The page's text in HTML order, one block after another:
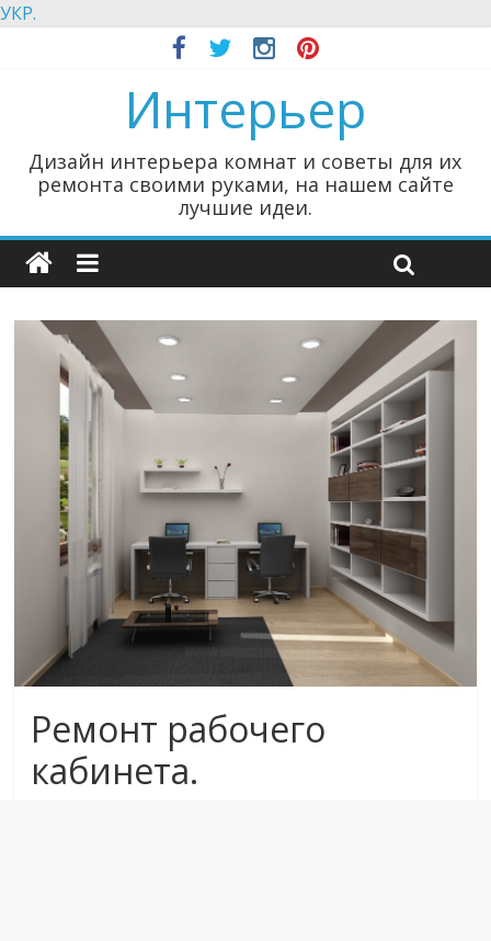
УКР.
Интерьер
Дизайн интерьера комнат и советы для их
ремонта своими руками, на нашем сайте
лучшие идеи.
Ремонт рабочего
кабинета.